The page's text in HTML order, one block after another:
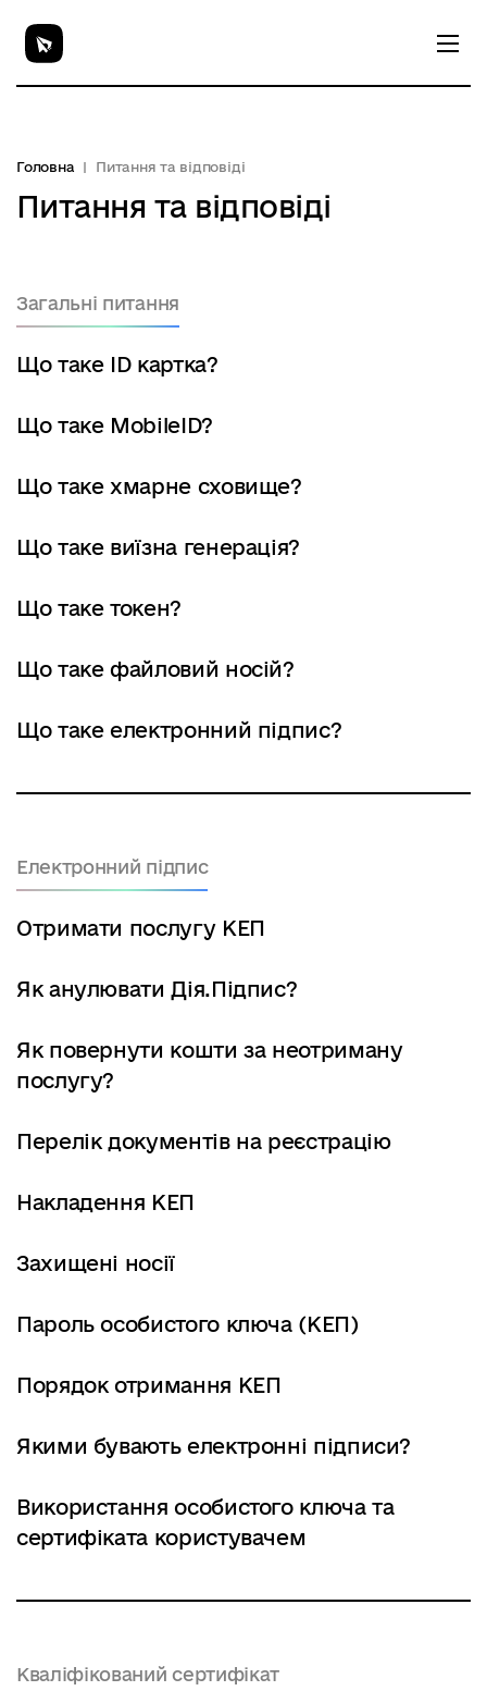
Головна Питання та відповіді
Питання та відповіді
Загальні питання
Що таке ID картка?
Що таке MobileID?
Що таке хмарне сховище?
Що таке виїзна генерація?
Що таке токен?
Що таке файловий носій?
Що таке електронний підпис?
Електронний підпис
Отримати послугу КЕП
Як анулювати Дія.Підпис?
Як повернути кошти за неотриману
послугу?
Перелік документів на реєстрацію
Накладення КЕП
Захищені носії
Пароль особистого ключа (КЕП)
Порядок отримання КЕП
Якими бувають електронні підписи?
Використання особистого ключа та
сертифіката користувачем
Кваліфікований сертифікат